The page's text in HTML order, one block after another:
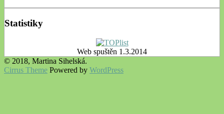
Statistiky
Web spuštěn 1.3.2014
© 2018, Martina Sihelská.
Cirrus Theme Powered by WordPress